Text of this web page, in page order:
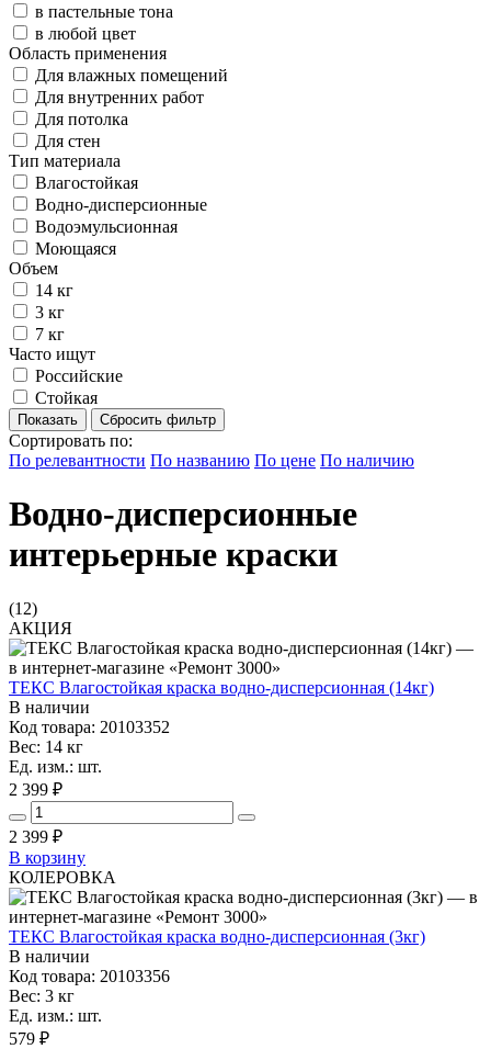
в пастельные тона
в любой цвет
Область применения
Для влажных помещений
Для внутренних работ
Для потолка
Для стен
Тип материала
Влагостойкая
Водно-дисперсионные
Водоэмульсионная
Моющаяся
Объем
14 кг
3 кг
7 кг
Часто ищут
Российские
Стойкая
Сбросить фильтр
Сортировать по:
По релевантности По названию По цене По наличию
Водно-дисперсионные
интерьерные краски
(12)
АКЦИЯ
ТЕКС Влагостойкая краска водно-дисперсионная (14кг)
В наличии
Код товара: 20103352
Вес: 14 кг
Ед. изм.: шт.
2 399 ₽
2 399 ₽
В корзину
КОЛЕРОВКА
ТЕКС Влагостойкая краска водно-дисперсионная (3кг)
В наличии
Код товара: 20103356
Вес: 3 кг
Ед. изм.: шт.
579 ₽